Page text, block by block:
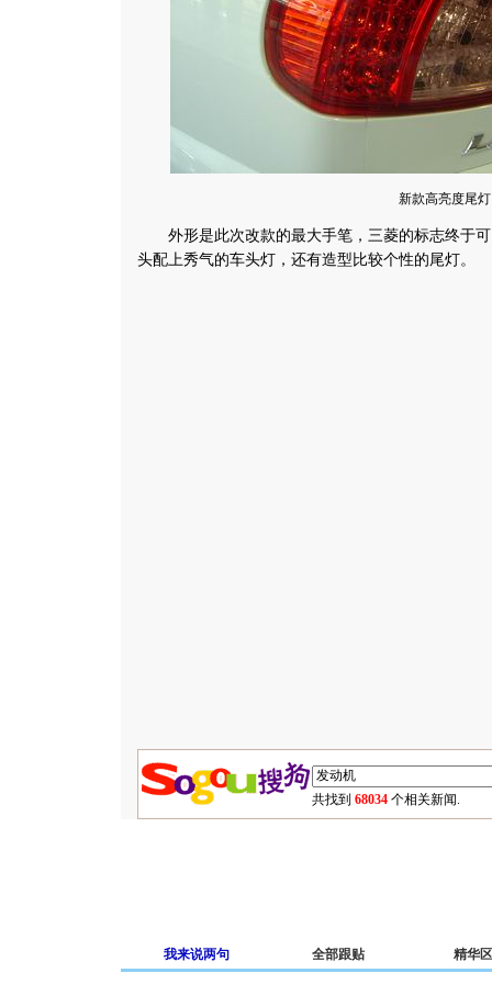
新款高亮度尾灯
外形是此次改款的最大手笔，三菱的标志终于
头配上秀气的车头灯，还有造型比较个性的尾灯。
共找到 68034 个相关新闻.
我来说两句 全部跟贴 精华区